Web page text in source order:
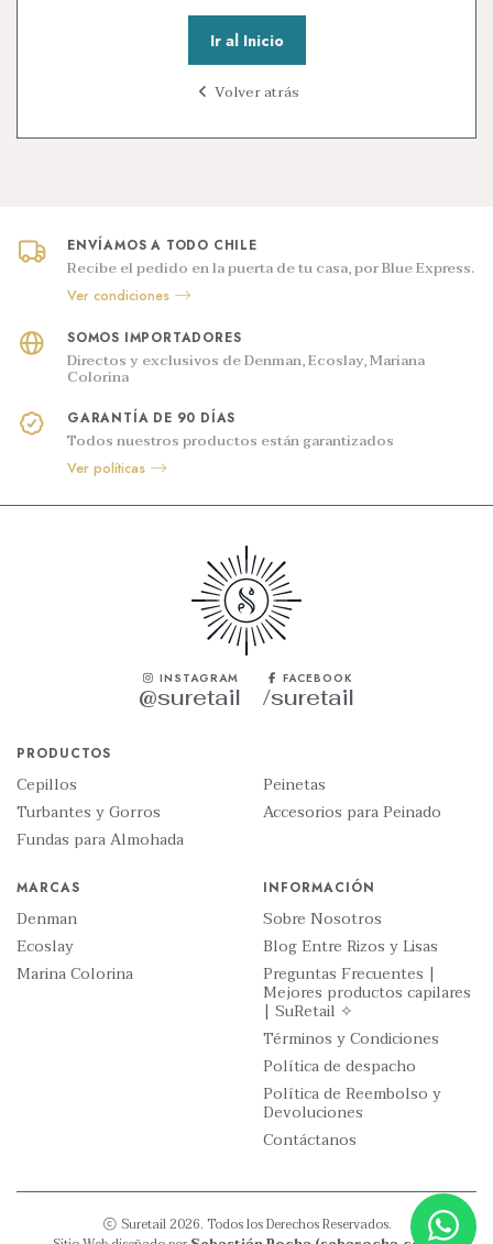
Ir al Inicio
Volver atrás
ENVÍAMOS A TODO CHILE
Recibe el pedido en la puerta de tu casa, por Blue Express.
Ver condiciones
SOMOS IMPORTADORES
Directos y exclusivos de Denman, Ecoslay, Mariana
Colorina
GARANTÍA DE 90 DÍAS
Todos nuestros productos están garantizados
Ver políticas
INSTAGRAM
@suretail
FACEBOOK
/suretail
PRODUCTOS
Cepillos
Turbantes y Gorros
Fundas para Almohada
Peinetas
Accesorios para Peinado
MARCAS
Denman
Ecoslay
Marina Colorina
INFORMACIÓN
Sobre Nosotros
Blog Entre Rizos y Lisas
Preguntas Frecuentes |
Mejores productos capilares
| SuRetail ✧
Términos y Condiciones
Política de despacho
Política de Reembolso y
Devoluciones
Contáctanos
Suretail 2026. Todos los Derechos Reservados.